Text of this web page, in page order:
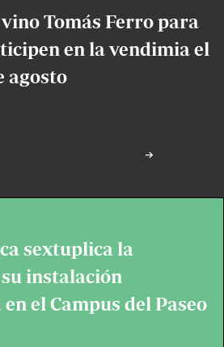
Tomás Ferro para
en la vendimia el
agosto
sextuplica la
instalación
el Campus del Paseo